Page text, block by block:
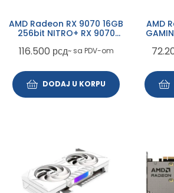
AMD Radeon RX 9070 16GB
256bit NITRO+ RX 9070
01-20G) grafička karta
116.500 рсд~ sa PDV-om
DODAJ U KORPU
AMD
rev.